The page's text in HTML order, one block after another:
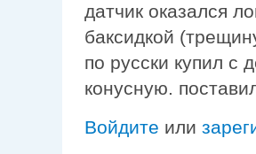
датчик оказался
баксидкой
по русски купил с
конусную.
Войдите или